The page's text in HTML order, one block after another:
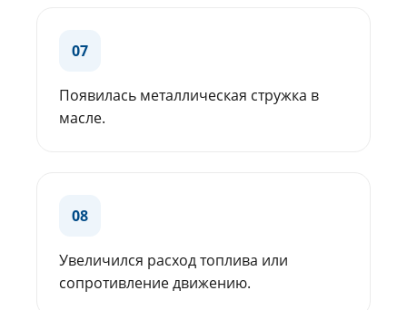
07
Появилась металлическая стружка в
масле.
08
Увеличился расход топлива или
сопротивление движению.